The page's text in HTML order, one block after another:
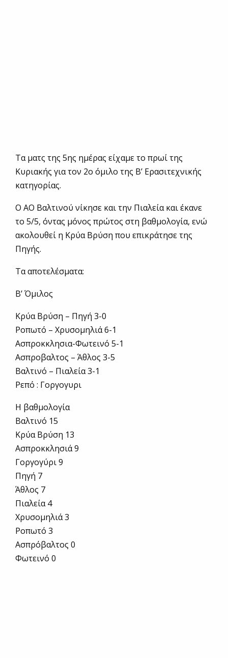
Τα ματς της 5ης ημέρας είχαμε το πρωί της
Κυριακής για τον 2ο όμιλο της Β’ Ερασιτεχνικής
κατηγορίας.
Ο ΑΟ Βαλτινού νίκησε και την Πιαλεία και έκανε
το 5/5, όντας μόνος πρώτος στη βαθμολογία, ενώ
ακολουθεί η Κρύα Βρύση που επικράτησε της
Πηγής.
Τα αποτελέσματα:
Β’ Όμιλος
Κρύα Βρύση – Πηγή 3-0
Ροπωτό – Χρυσομηλιά 6-1
Ασπροκκλησια-Φωτεινό 5-1
Ασπροβαλτος – Άθλος 3-5
Βαλτινό – Πιαλεία 3-1
Ρεπό : Γοργογυρι
Η βαθμολογία
Βαλτινό 15
Κρύα Βρύση 13
Ασπροκκλησιά 9
Γοργογύρι 9
Πηγή 7
Άθλος 7
Πιαλεία 4
Χρυσομηλιά 3
Ροπωτό 3
Ασπρόβαλτος 0
Φωτεινό 0